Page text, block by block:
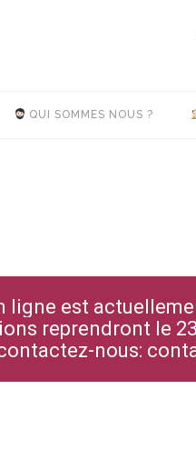
QUI SOMMES NOUS ?
ligne est
reprendront le
nous: